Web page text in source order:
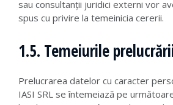
sau consultanții juridici externi vor
spus cu privire la temeinicia cererii.
1.5. Temeiurile
Prelucrarea datelor cu caracter
IASI SRL se întemeiază pe